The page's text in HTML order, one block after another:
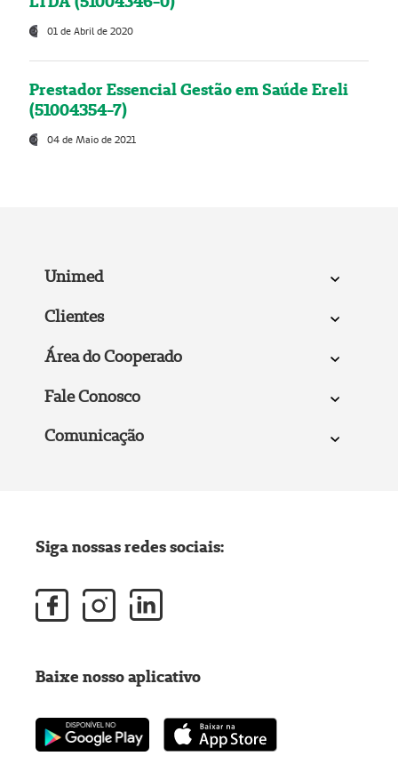
01 de Abril de 2020
Prestador Essencial Gestão em Saúde Ereli
(51004354-7)
04 de Maio de 2021
Unimed
Clientes
Área do Cooperado
Fale Conosco
Comunicação
Siga nossas redes sociais:
Baixe nosso aplicativo